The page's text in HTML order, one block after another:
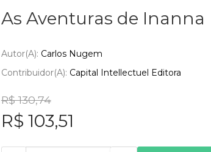
As Aventuras de Inanna
Autor(a): Carlos Nugem
Contribuidor(a): Capital Intellectuel Editora
R$ 130,74
R$ 103,51